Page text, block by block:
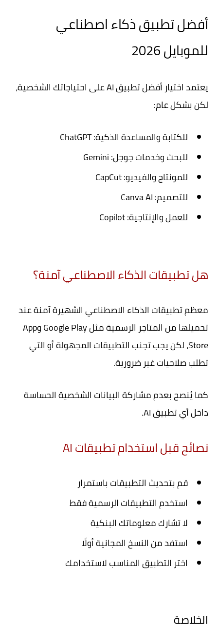
أفضل تطبيق ذكاء اصطناعي
للموبايل 2026
يعتمد اختيار أفضل تطبيق AI على احتياجاتك الشخصية،
لكن بشكل عام:
للكتابة والمساعدة الذكية: ChatGPT
للبحث وخدمات جوجل: Gemini
للمونتاج والفيديو: CapCut
للتصميم: Canva AI
للعمل والإنتاجية: Copilot
هل تطبيقات الذكاء الاصطناعي آمنة؟
معظم تطبيقات الذكاء الاصطناعي الشهيرة آمنة عند
تحميلها من المتاجر الرسمية مثل Google Play وApp
Store، لكن يجب تجنب التطبيقات المجهولة أو التي
تطلب صلاحيات غير ضرورية.
كما يُنصح بعدم مشاركة البيانات الشخصية الحساسة
داخل أي تطبيق AI.
نصائح قبل استخدام تطبيقات AI
قم بتحديث التطبيقات باستمرار
استخدم التطبيقات الرسمية فقط
لا تشارك معلوماتك البنكية
استفد من النسخ المجانية أولًا
اختر التطبيق المناسب لاستخدامك
الخلاصة